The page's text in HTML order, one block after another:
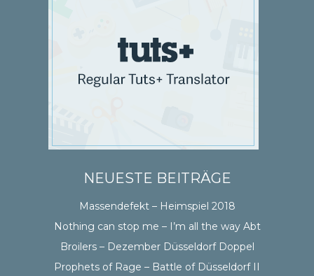
NEUESTE BEITRÄGE
Massendefekt – Heimspiel 2018
Nothing can stop me – I’m all the way Abt
Broilers – Dezember Düsseldorf Doppel
Prophets of Rage – Battle of Düsseldorf II